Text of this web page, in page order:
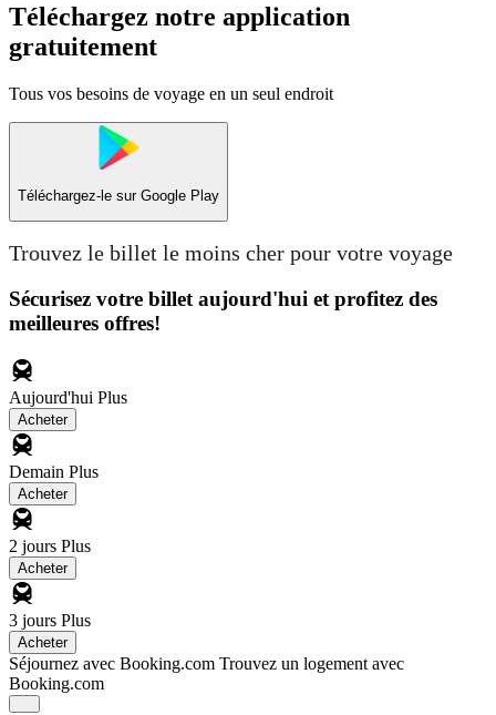
Téléchargez notre application
gratuitement
Tous vos besoins de voyage en un seul endroit
Téléchargez-le sur Google Play
Trouvez le billet le moins cher pour votre voyage
Sécurisez votre billet aujourd'hui et profitez des
meilleures offres!
Aujourd'hui Plus
Acheter
Demain Plus
Acheter
2 jours Plus
Acheter
3 jours Plus
Acheter
Séjournez avec Booking.com Trouvez un logement avec
Booking.com